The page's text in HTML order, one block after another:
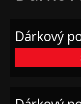
Dárkový